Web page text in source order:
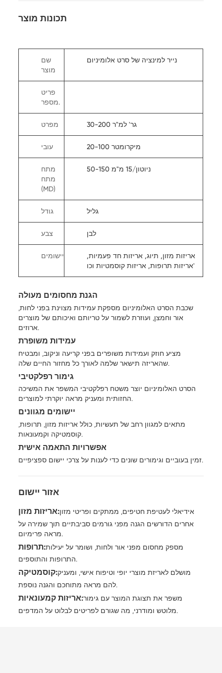
תכונות מוצר
שם
מוצר
נייר למינציה של סרט אלומיניום
פריט
מספר.
מפרט 30-200 גר' למ"ר
עובי 20-100 מיקרומטר
מתח
מתח
(MD)
50-150 ניוטון/15 מ"מ
גודל גליל
צבע לבן
יישומים
אריזות מזון, תיוג, אריזות חד פעמיות,
אריזות תרופות, אריזות קוסמטיות וכו'
הגנת מחסומים מעולה
שכבת הסרט האלומיניום מספקת עמידות מצוינת בפני לחות,
אור וחמצן, ועוזרת לשמור על טריותם ואיכותם של מוצרים
ארוזים.
עמידות משופרת
מציע חוזק ועמידות משופרים בפני קריעה וניקוב, ומבטיח
שהאריזה תישאר שלמה לאורך כל מחזור החיים שלה.
גימור רפלקטיבי
הסרט האלומיניום יוצר משטח רפלקטיבי המשפר את המשיכה
החזותית ומעניק מראה יוקרתי למוצרים.
יישומים מגוונים
מתאים למגוון רחב של תעשיות, כולל אריזות מזון, תרופות,
קוסמטיקה וקמעונאות.
אפשרויות התאמה אישית
זמין בעוביים וגימורים שונים כדי לענות על צרכי יישום ספציפיים.
אזור יישום
אריזות מזון:אידיאלי לעטיפת חטיפים, ממתקים ופריטי מזון
אחרים הדורשים הגנה מפני גורמים סביבתיים תוך שמירה על
מראה פרימיום.
תרופות:מספק מחסום מפני אור ולחות, ושומר על יעילות
התרופות והתוספים.
קוסמטיקה:מושלם לאריזת מוצרי יופי וטיפוח אישי, ומעניק
להם מראה מתוחכם והגנה נוספת.
אריזות קמעונאיות:משפר את תצוגת המוצר עם גימור
מלוטש ומודרני, מה שגורם לפריטים לבלוט על המדפים.